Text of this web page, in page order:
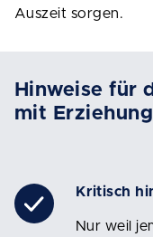
Auszeit sorgen.
Hinweise für
mit
Kritisch
Nur weil